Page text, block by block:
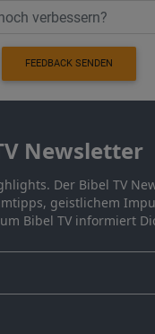
FEEDBACK SENDEN
Newsletter
Der Bibel TV
geistlichem
Bibel TV informiert